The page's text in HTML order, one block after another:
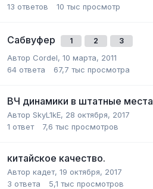
13 ответов 10 тыс просмотр
Сабвуфер 1 2 3
Автор Cordel, 10 марта, 2011
64 ответа 67,7 тыс просмотра
ВЧ динамики в штатные места
Автор SkyL1kE, 28 октября, 2017
1 ответ 7,6 тыс просмотров
китайское качество.
Автор кадет, 19 октября, 2017
3 ответа 5,1 тыс просмотров